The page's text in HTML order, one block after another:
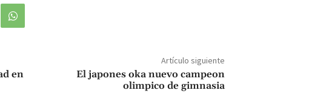
en
Artículo siguiente
El japones oka nuevo campeon
olimpico de gimnasia